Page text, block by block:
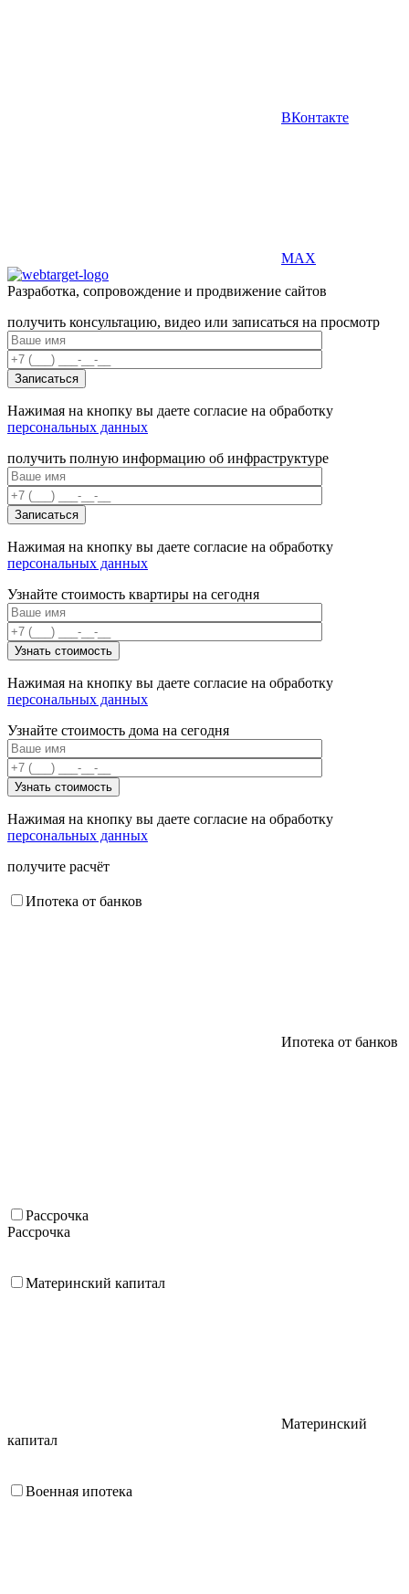
ВКонтакте
MAX
Разработка, сопровождение и продвижение сайтов
получить консультацию, видео или записаться на просмотр
Нажимая на кнопку вы даете согласие на обработку
персональных данных
получить полную информацию об инфраструктуре
Нажимая на кнопку вы даете согласие на обработку
персональных данных
Узнайте стоимость квартиры на сегодня
Нажимая на кнопку вы даете согласие на обработку
персональных данных
Узнайте стоимость дома на сегодня
Нажимая на кнопку вы даете согласие на обработку
персональных данных
получите расчёт
Ипотека от банков
Ипотека от банков
Рассрочка
Рассрочка
Материнский капитал
Материнский
капитал
Военная ипотека